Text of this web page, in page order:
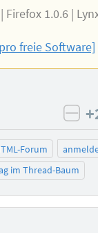
| Firefox 1.0.6 |
freie Software]
Forum
im Thread-Baum